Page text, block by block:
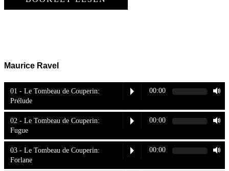
Maurice Ravel
01 - Le Tombeau de Couperin:
Prélude
00:00
02 - Le Tombeau de Couperin:
Fugue
00:00
03 - Le Tombeau de Couperin:
Forlane
00:00